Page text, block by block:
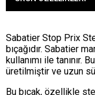
Sabatier Stop Prix
bıçağıdır. Sabatier
kullanımı ile tanınır.
üretilmiştir ve uzun
Bu bıçak, özellikle